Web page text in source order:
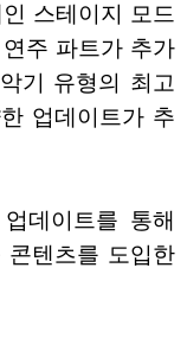
스테이지 모드
주 파트가 추가
기 유형의 최고
업데이트가 추
데이트를 통해
텐츠를 도입한